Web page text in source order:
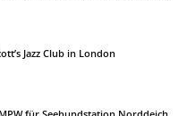
Jazz Club in London